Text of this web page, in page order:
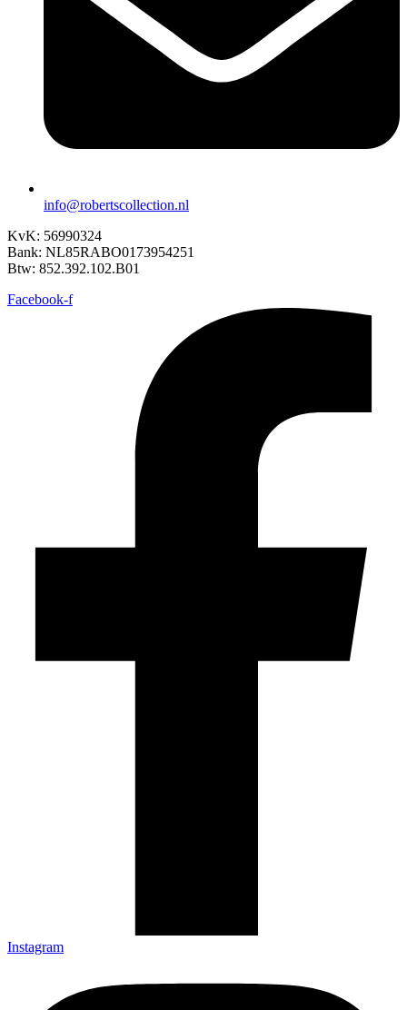
info@robertscollection.nl
KvK: 56990324
Bank: NL85RABO0173954251
Btw: 852.392.102.B01
Facebook-f
Instagram